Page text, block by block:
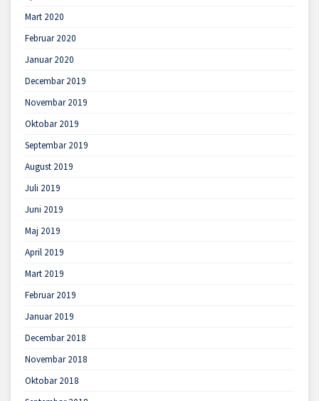
Mart 2020
Februar 2020
Januar 2020
Decembar 2019
Novembar 2019
Oktobar 2019
Septembar 2019
August 2019
Juli 2019
Juni 2019
Maj 2019
April 2019
Mart 2019
Februar 2019
Januar 2019
Decembar 2018
Novembar 2018
Oktobar 2018